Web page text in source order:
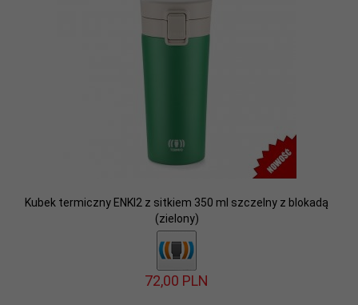
Kubek termiczny ENKI2 z sitkiem 350 ml szczelny z blokadą
(zielony)
72,00 PLN